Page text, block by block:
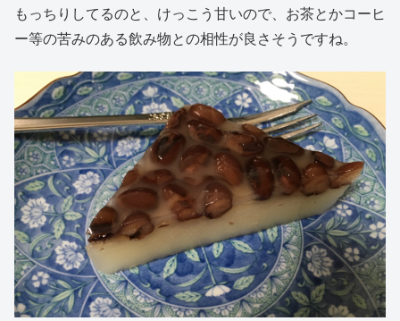
もっちりしてるのと、けっこう甘いので、お茶とかコーヒ
ー等の苦みのある飲み物との相性が良さそうですね。